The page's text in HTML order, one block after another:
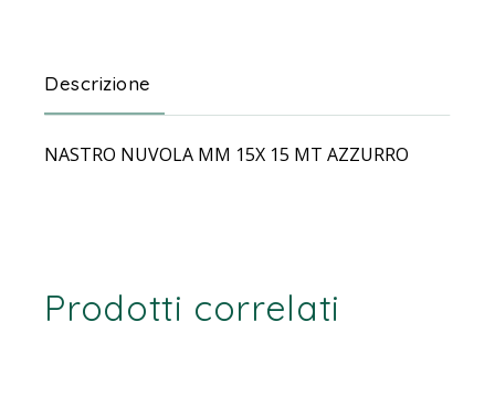
Descrizione
NASTRO NUVOLA MM 15X 15 MT AZZURRO
Prodotti correlati